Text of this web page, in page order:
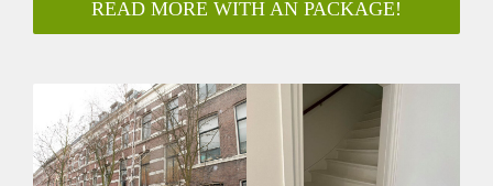
woon-/eetkamer aan de achterzijde van 4.07 x 4.62 met
schouw, doorloop naar de open keuken voorzien van diverse
voorzijde van 4.06 x 4.62.
Trap naar de 3e etage, ruime overloop met toegang tot alle
ruimtes, badkamer voorzien van inloopdouche / wastafel /
toilet en wasmachine aansluiting, slaapkamer voorzijde van
READ MORE WITH AN PACKAGE!